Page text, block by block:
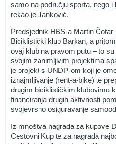
samo na području sporta, nego i
rekao je Janković.
Predsjednik HBS-a Martin
Biciklistički klub Barkan, a
ovaj klub na pravom putu – to
svojim zanimljivim projektima
je projekt s UNDP-om koji je
iznajmljivanje (rent-a-bike) te
drugim biciklističkim klubovima
financiranja drugih aktivnosti
svojevrsno osiguravanje
Iz mnoštva nagrada za kupove
Cestovni Kup te za nagrada